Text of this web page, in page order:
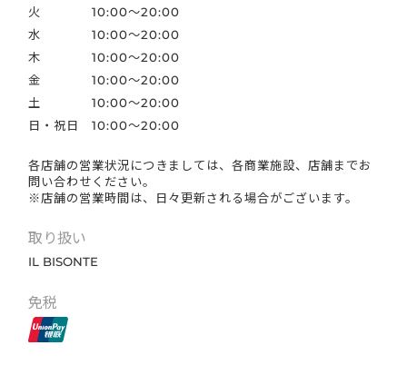
火10:00～20:00
水10:00～20:00
木10:00～20:00
金10:00～20:00
土10:00～20:00
日・祝日10:00～20:00
各店舗の営業状況につきましては、各商業施設、店舗までお
問い合わせください。
※店舗の営業時間は、日々更新される場合がございます。
取り扱い
IL BISONTE
免税